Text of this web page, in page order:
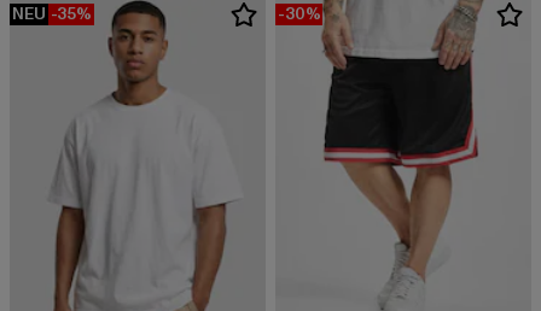
NEU -35% -30%